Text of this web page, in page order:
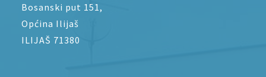
Bosanski put 151,
Općina Ilijaš
ILIJAŠ 71380